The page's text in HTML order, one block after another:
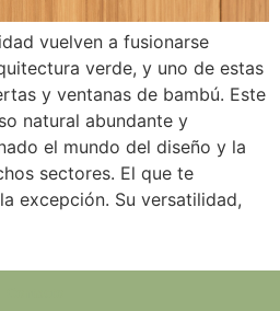
vuelven a fusionarse
verde, y uno de estas
y ventanas de bambú. Este
natural abundante y
el mundo del diseño y la
sectores. El que te
excepción. Su versatilidad,